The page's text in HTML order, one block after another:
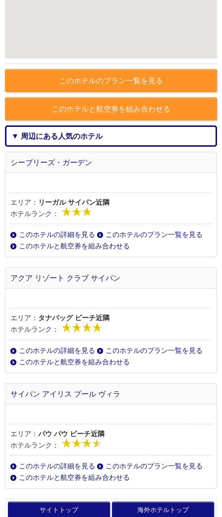
このホテルのプラン一覧を見る
このホテルと航空券を組み合わせる
▼ 周辺にある人気のホテル
シーブリーズ・ガーデン
エリア： リーガル サイパン近隣
ホテルランク：
このホテルの詳細を見る
このホテルのプラン一覧を見る
このホテルと航空券を組み合わせる
アクア リゾート クラブ サイパン
エリア： タナパッグ ビーチ近隣
ホテルランク：
このホテルの詳細を見る
このホテルのプラン一覧を見る
このホテルと航空券を組み合わせる
サイパン アイリス プール ヴィラ
エリア： パウ パウ ビーチ近隣
ホテルランク：
このホテルの詳細を見る
このホテルのプラン一覧を見る
このホテルと航空券を組み合わせる
サイトトップ 海外ホテルトップ